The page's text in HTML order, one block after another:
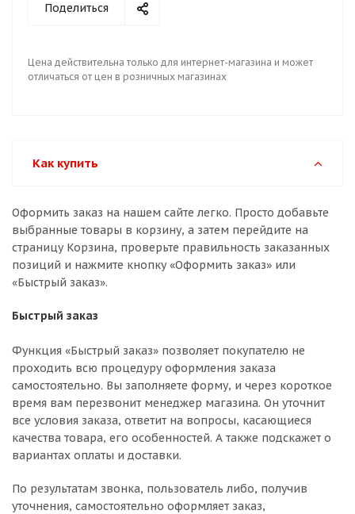
Поделиться
Цена действительна только для интернет-магазина и может
отличаться от цен в розничных магазинах
Как купить
Оформить заказ на нашем сайте легко. Просто добавьте
выбранные товары в корзину, а затем перейдите на
страницу Корзина, проверьте правильность заказанных
позиций и нажмите кнопку «Оформить заказ» или
«Быстрый заказ».
Быстрый заказ
Функция «Быстрый заказ» позволяет покупателю не
проходить всю процедуру оформления заказа
самостоятельно. Вы заполняете форму, и через короткое
время вам перезвонит менеджер магазина. Он уточнит
все условия заказа, ответит на вопросы, касающиеся
качества товара, его особенностей. А также подскажет о
вариантах оплаты и доставки.
По результатам звонка, пользователь либо, получив
уточнения, самостоятельно оформляет заказ,